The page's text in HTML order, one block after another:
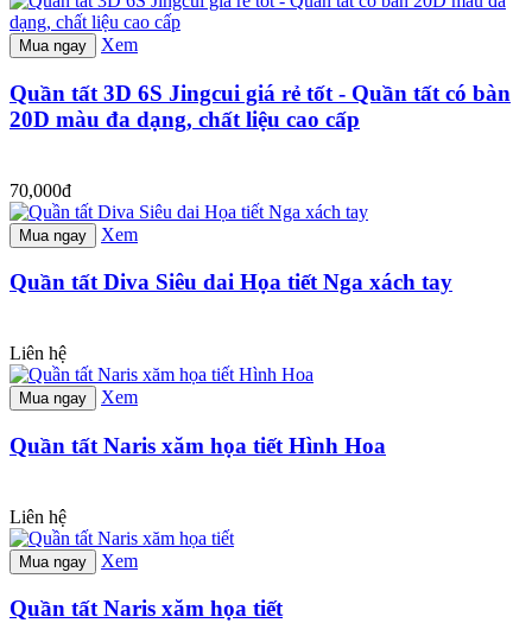
Mua ngay Xem
Quần tất 3D 6S Jingcui giá rẻ tốt - Quần tất có bàn
20D màu đa dạng, chất liệu cao cấp
70,000đ
Mua ngay Xem
Quần tất Diva Siêu dai Họa tiết Nga xách tay
Liên hệ
Mua ngay Xem
Quần tất Naris xăm họa tiết Hình Hoa
Liên hệ
Mua ngay Xem
Quần tất Naris xăm họa tiết